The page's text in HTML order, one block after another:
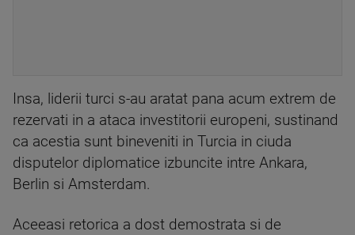
Insa, liderii turci s-au aratat pana acum extrem de
rezervati in a ataca investitorii europeni, sustinand
ca acestia sunt bineveniti in Turcia in ciuda
disputelor diplomatice izbuncite intre Ankara,
Berlin si Amsterdam.
Aceeasi retorica a dost demostrata si de